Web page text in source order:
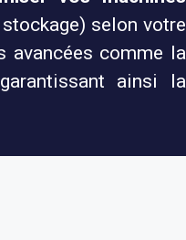
selon votre
avancées comme la
ainsi la